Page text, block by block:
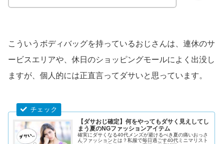
こういうボディバッグを持っているおじさんは、連休のサ
ービスエリアや、休日のショッピングモールによく出没し
ますが、個人的には正直言ってダサいと思っています。
【ダサおじ確定】何をやってもダサく見えしてし
まう夏のNGファッションアイテム
確実にダサくなる40代メンズが避けるべき夏の痛いおっさ
んファッションとは？私服で毎日過ごす40代ミニマリスト